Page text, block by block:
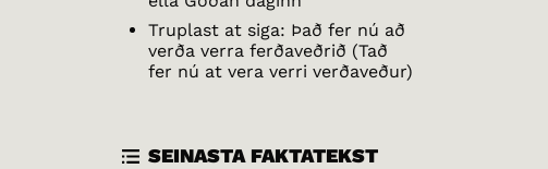
Truplast at siga: Það fer nú að
verða verra ferðaveðrið (Tað
fer nú at vera verri verðaveður)
SEINASTA FAKTATEKST